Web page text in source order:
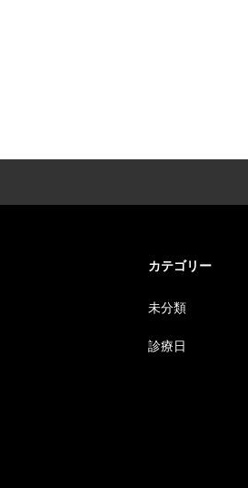
カテゴリー
未分類
診療日